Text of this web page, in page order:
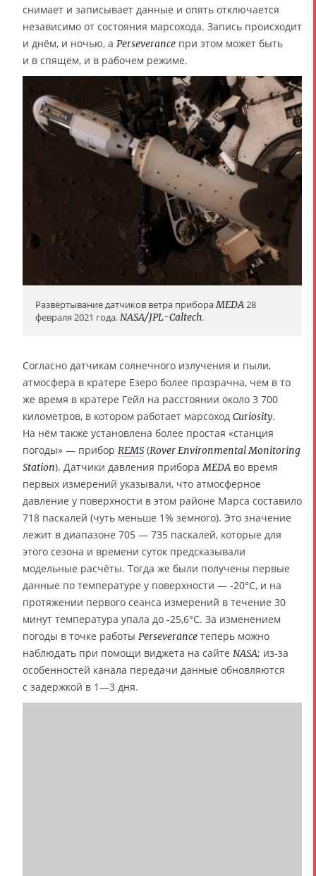
снимает и записывает данные и опять отключается
независимо от состояния марсохода. Запись происходит
и днём, и ночью, а Perseverance при этом может быть
и в спящем, и в рабочем режиме.
Развёртывание датчиков ветра прибораMEDA28
февраля 2021 года.NASA/JPL-Caltech.
Согласно датчикам солнечного излучения и пыли,
атмосфера в кратере Езеро более прозрачна, чем в то
же время в кратере Гейл на расстоянии около 3 700
километров, в котором работает марсоход Curiosity.
На нём также установлена более простая «станция
погоды» — прибор REMS (Rover Environmental Monitoring
Station). Датчики давления прибора MEDA во время
первых измерений указывали, что атмосферное
давление у поверхности в этом районе Марса составило
718 паскалей (чуть меньше 1% земного). Это значение
лежит в диапазоне 705 — 735 паскалей, которые для
этого сезона и времени суток предсказывали
модельные расчёты. Тогда же были получены первые
данные по температуре у поверхности — -20°C, и на
протяжении первого сеанса измерений в течение 30
минут температура упала до -25,6°C. За изменением
погоды в точке работы Perseverance теперь можно
наблюдать при помощи виджета на сайте NASA; из-за
особенностей канала передачи данные обновляются
с задержкой в 1—3 дня.